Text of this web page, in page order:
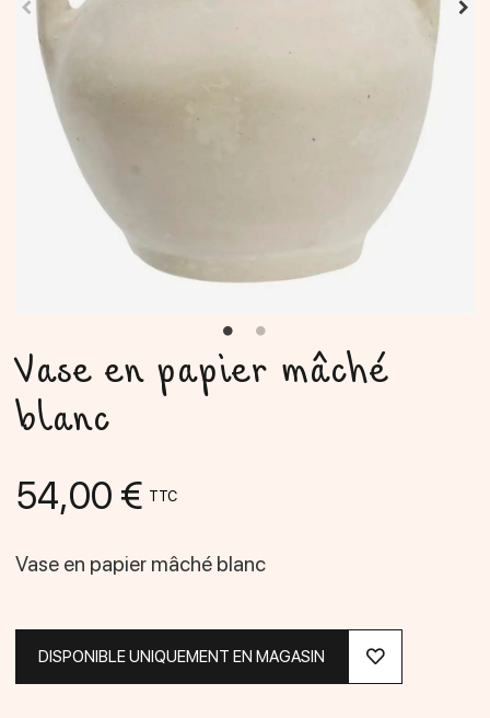
Vase en papier mâché
blanc
54,00 € TTC
Vase en papier mâché blanc
DISPONIBLE UNIQUEMENT EN MAGASIN